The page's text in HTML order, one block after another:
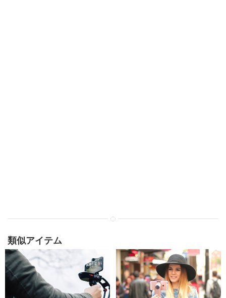
類似アイテム